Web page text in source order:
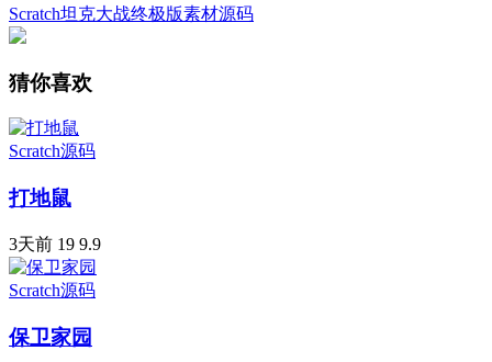
Scratch坦克大战终极版素材源码
猜你喜欢
Scratch源码
打地鼠
3天前 19 9.9
Scratch源码
保卫家园